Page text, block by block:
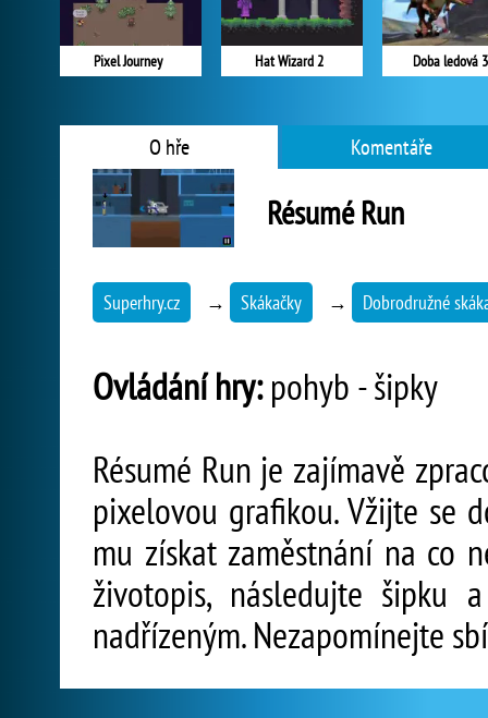
Pixel Journey Hat Wizard 2 Doba ledová 3
O hře Komentáře
Résumé Run
Superhry.cz → Skákačky → Dobrodružné
Ovládání hry:pohyb - šipky
Résumé Run je zajímavě
pixelovou grafikou. Vžijte se
mu získat zaměstnání na co
životopis, následujte šipku
nadřízeným. Nezapomínejte